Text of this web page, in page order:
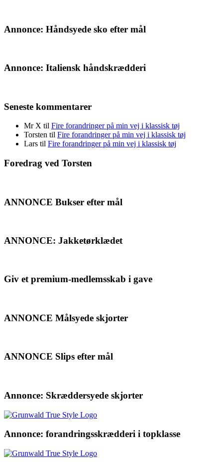
Annonce: Håndsyede sko efter mål
Annonce: Italiensk håndskrædderi
Seneste kommentarer
Mr X til Fire forandringer på min vej i klassisk tøj
Torsten til Fire forandringer på min vej i klassisk tøj
Lars til Fire forandringer på min vej i klassisk tøj
Foredrag ved Torsten
ANNONCE Bukser efter mål
ANNONCE: Jakketørklædet
Giv et premium-medlemsskab i gave
ANNONCE Målsyede skjorter
ANNONCE Slips efter mål
Annonce: Skræddersyede skjorter
Annonce: forandringsskrædderi i topklasse